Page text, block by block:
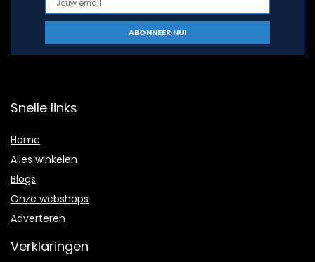
Snelle links
Home
Alles winkelen
Blogs
Onze webshops
Adverteren
Verklaringen